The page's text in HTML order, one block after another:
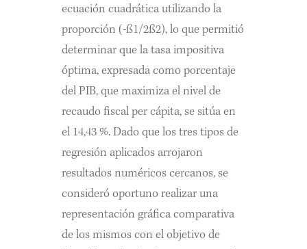
ecuación cuadrática utilizando la
proporción (-ß1/2ß2), lo que permitió
determinar que la tasa impositiva
óptima, expresada como porcentaje
del PIB, que maximiza el nivel de
recaudo fiscal per cápita, se sitúa en
el 14,43 %. Dado que los tres tipos de
regresión aplicados arrojaron
resultados numéricos cercanos, se
consideró oportuno realizar una
representación gráfica comparativa
de los mismos con el objetivo de